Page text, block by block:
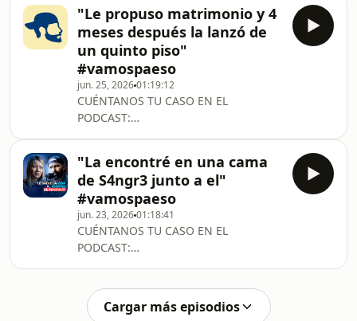
A
NINGÚN
CAPÍTULOhttps://www.youtube.com/@vamospaeso
SÍGUENOShttps://www.instagram.com/vamospaeso/
hl=eshttps://www.tiktok.com/@vamospaesohttps://
mibextid=LQQJ4dSIGUE A
JUANJOhttps://www.instagram.com/
A
"Le propuso matrimonio y 4
meses después la lanzó de
un quinto piso"
#vamospaeso
jun. 25, 202601:19:12
CUÉNTANOS TU CASO EN EL
PODCAST:
NINGÚN
CAPÍTULOhttps://www.youtube.com/@vamospaeso
SÍGUENOShttps://www.instagram.com/vamospaeso/
hl=eshttps://www.tiktok.com/@vamospaesohttps://
mibextid=LQQJ4dSIGUE A
JUANJOhttps://www.instagram.com/
A
"La encontré en una cama
de S4ngr3 junto a el"
#vamospaeso
jun. 23, 202601:18:41
CUÉNTANOS TU CASO EN EL
PODCAST:
Cargar más episodios